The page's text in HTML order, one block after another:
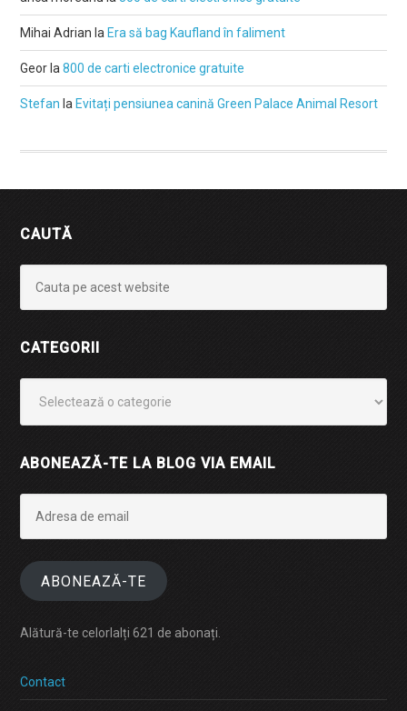
Mihai Adrian la Era să bag Kaufland în faliment
Geor la800 de carti electronice gratuite
Stefan la Evitați pensiunea canină Green Palace Animal Resort
CAUTĂ
CATEGORII
ABONEAZĂ-TE LA BLOG VIA EMAIL
email
ABONEAZĂ-TE
Alătură-te celorlalți 621 de abonați.
Contact